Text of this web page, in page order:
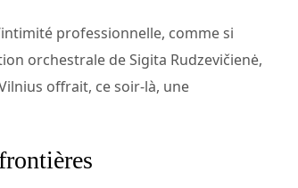
professionnelle, comme si
orchestrale de Sigita Rudzevičienė,
offrait, ce soir-là, une